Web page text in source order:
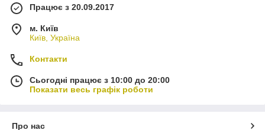
Працює з 20.09.2017
м. Київ
Київ, Україна
Контакти
Сьогодні працює з 10:00 до 20:00
Показати весь графік роботи
Про нас